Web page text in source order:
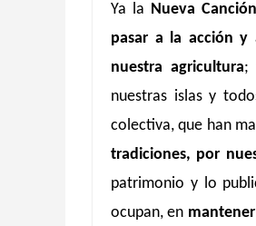
Ya la Nueva Canción
pasar a la acción
nuestra agricultura;
nuestras islas y
colectiva, que han
tradiciones, por
patrimonio y lo
ocupan, en